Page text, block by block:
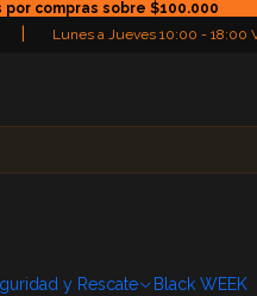
por compras sobre $100.000
Lunes a Jueves 10:00 - 18:00
y Rescate Black WEEK